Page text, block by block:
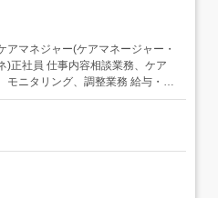
アマネジャー(ケアマネージャー・
)正社員 仕事内容相談業務、ケア
モニタリング、調整業務 給与・手
<手当>処遇改善手当:10,300円(給
60分) 勤務形態残業ほぼなし...